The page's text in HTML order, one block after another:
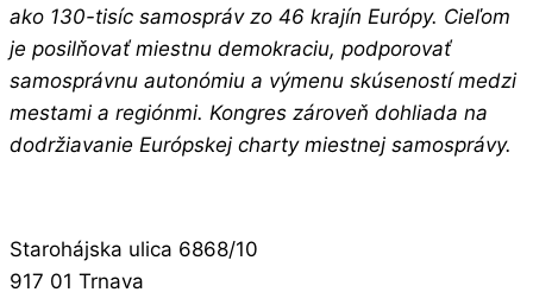
ako 130-tisíc samospráv zo 46 krajín Európy. Cieľom
je posilňovať miestnu demokraciu, podporovať
samosprávnu autonómiu a výmenu skúseností medzi
mestami a regiónmi. Kongres zároveň dohliada na
dodržiavanie Európskej charty miestnej samosprávy.
Starohájska ulica 6868/10
917 01 Trnava